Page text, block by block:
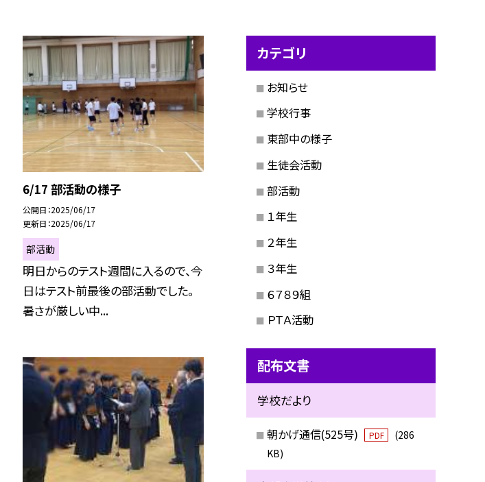
6/17 部活動の様子
公開日 2025/06/17
更新日 2025/06/17
部活動
明日からのテスト週間に入るので、今
日はテスト前最後の部活動でした。
暑さが厳しい中...
カテゴリ
お知らせ
学校行事
東部中の様子
生徒会活動
部活動
１年生
２年生
３年生
６７８９組
ＰＴＡ活動
配布文書
学校だより
朝かげ通信(525号) PDF
(286
KB)